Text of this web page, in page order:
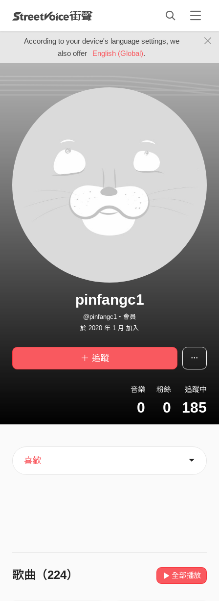
According to your device's language settings, we
also offer
English (Global).
pinfangc1
@pinfangc1・會員
於 2020 年 1 月 加入
＋ 追蹤
音樂
0
粉絲
0
追蹤中
185
主頁
喜歡
關於
歌曲（224） 全部播放